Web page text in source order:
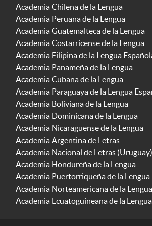
Academia Chilena de la Lengua
Academia Peruana de la Lengua
Academia Guatemalteca de la Lengua
Academia Costarricense de la Lengua
Academia Filipina de la Lengua
Academia Panameña de la Lengua
Academia Cubana de la Lengua
Academia Paraguaya de la Lengua
Academia Boliviana de la Lengua
Academia Dominicana de la Lengua
Academia Nicaragüense de la Lengua
Academia Argentina de Letras
Academia Nacional de Letras (Uruguay)
Academia Hondureña de la Lengua
Academia Puertorriqueña de la Lengua
Academia Norteamericana de la
Academia Ecuatoguineana de la